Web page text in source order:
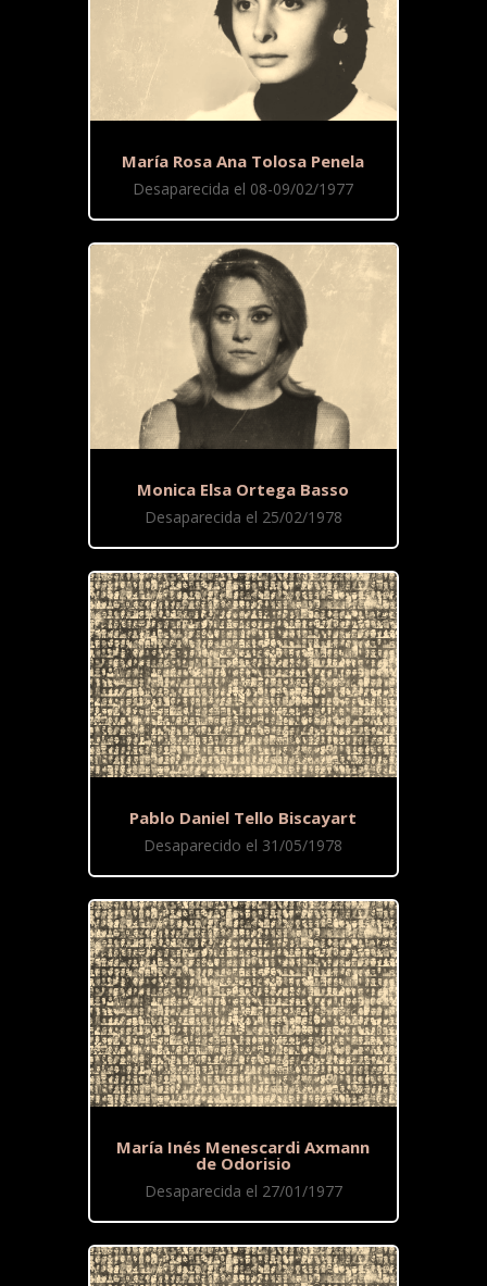
María Rosa Ana Tolosa Penela
Desaparecida el 08-09/02/1977
Monica Elsa Ortega Basso
Desaparecida el 25/02/1978
Pablo Daniel Tello Biscayart
Desaparecido el 31/05/1978
María Inés Menescardi Axmann
de Odorisio
Desaparecida el 27/01/1977